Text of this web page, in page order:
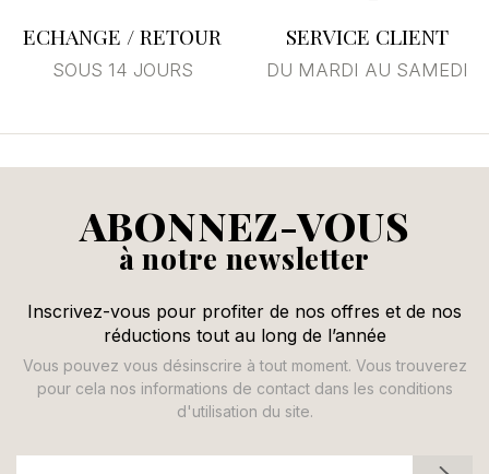
ECHANGE / RETOUR
SOUS 14 JOURS
SERVICE CLIENT
DU MARDI AU SAMEDI
ABONNEZ-VOUS
à notre newsletter
Inscrivez-vous pour profiter de nos offres et de nos
réductions tout au long de l’année
Vous pouvez vous désinscrire à tout moment. Vous trouverez
pour cela nos informations de contact dans les conditions
d'utilisation du site.